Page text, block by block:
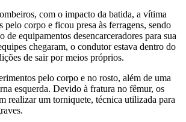
com o impacto da batida, a vítima
pelo corpo e ficou presa às ferragens, sendo
de equipamentos desencarceradores para sua
chegaram, o condutor estava dentro do
de sair por meios próprios.
pelo corpo e no rosto, além de uma
esquerda. Devido à fratura no fêmur, os
realizar um torniquete, técnica utilizada para